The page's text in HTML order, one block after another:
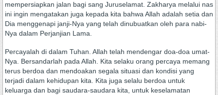
mempersiapkan jalan bagi sang Juruselamat. Zakharya melalui nas
ini ingin mengatakan juga kepada kita bahwa Allah adalah setia dan
Dia menggenapi janji-Nya yang telah dinubuatkan oleh para nabi-
Nya dalam Perjanjian Lama.
Percayalah di dalam Tuhan. Allah telah mendengar doa-doa umat-
Nya. Bersandarlah pada Allah. Kita selaku orang percaya memang
terus berdoa dan mendoakan segala situasi dan kondisi yang
terjadi dalam kehidupan kita. Kita juga selalu berdoa untuk
keluarga dan bagi saudara-saudara kita, untuk keselamatan